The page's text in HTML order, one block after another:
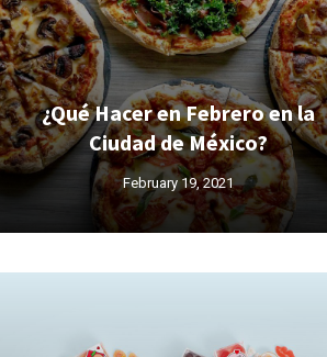
¿Qué Hacer en Febrero en la
Ciudad de México?
February 19, 2021